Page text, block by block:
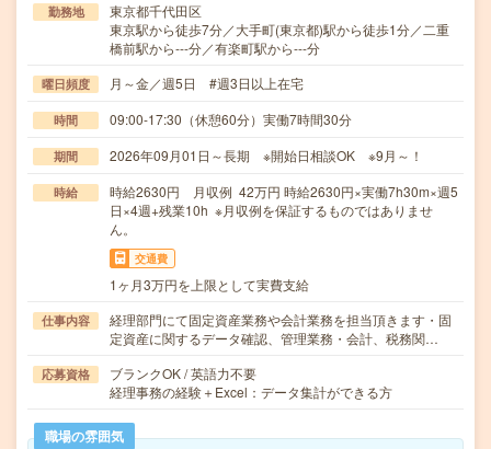
勤務地
東京都千代田区
東京駅から徒歩7分／大手町(東京都)駅から徒歩1分／二重
橋前駅から---分／有楽町駅から---分
曜日頻度 月～金／週5日 #週3日以上在宅
時間 09:00-17:30（休憩60分）実働7時間30分
期間 2026年09月01日～長期 ※開始日相談OK ※9月～！
時給
時給2630円 月収例 42万円 時給2630円×実働7h30m×週5
日×4週+残業10h ※月収例を保証するものではありませ
ん。
交通費
1ヶ月3万円を上限として実費支給
仕事内容
経理部門にて固定資産業務や会計業務を担当頂きます・固
定資産に関するデータ確認、管理業務・会計、税務関…
応募資格
ブランクOK / 英語力不要
経理事務の経験＋Excel：データ集計ができる方
職場の雰囲気